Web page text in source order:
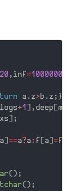
20 , inf =
a . z>b . z ; }
logs+1 ] , deep [
] ;
a] ==a ?a : f [a] =
() ;
() ;